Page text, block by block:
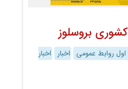
بروسلوز
روابط عمومی اخبار
اخبار